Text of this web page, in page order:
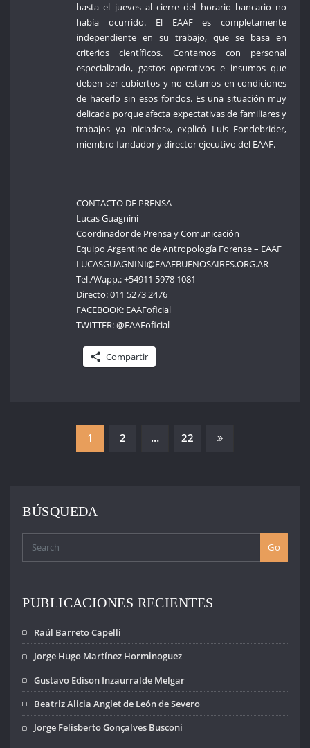
hasta el jueves al cierre del horario bancario no
había ocurrido. El EAAF es completamente
independiente en su trabajo, que se basa en
criterios científicos. Contamos con personal
especializado, gastos operativos e insumos que
deben ser cubiertos y no estamos en condiciones
de hacerlo sin esos fondos. Es una situación muy
delicada porque afecta expectativas de familiares y
trabajos ya iniciados», explicó Luis Fondebrider,
miembro fundador y director ejecutivo del EAAF.
CONTACTO DE PRENSA
Lucas Guagnini
Coordinador de Prensa y Comunicación
Equipo Argentino de Antropología Forense – EAAF
LUCASGUAGNINI@EAAFBUENOSAIRES.ORG.AR
Tel./Wapp.: +54911 5978 1081
Directo: 011 5273 2476
FACEBOOK: EAAFoficial
TWITTER: @EAAFoficial
Compartir
PAGINACIÓN
ENTRADAS
1 2 … 22
BÚSQUEDA
Go
PUBLICACIONES RECIENTES
Raúl Barreto Capelli
Jorge Hugo Martínez Horminoguez
Gustavo Edison Inzaurralde Melgar
Beatriz Alicia Anglet de León de Severo
Jorge Felisberto Gonçalves Busconi